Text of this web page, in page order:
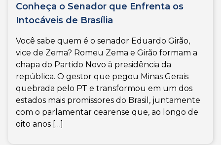
Conheça o Senador que Enfrenta os
Intocáveis de Brasília
Você sabe quem é o senador Eduardo Girão,
vice de Zema? Romeu Zema e Girão formam a
chapa do Partido Novo à presidência da
república. O gestor que pegou Minas Gerais
quebrada pelo PT e transformou em um dos
estados mais promissores do Brasil, juntamente
com o parlamentar cearense que, ao longo de
oito anos […]